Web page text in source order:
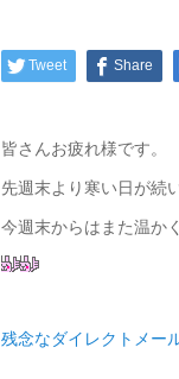
Tweet Share
皆さんお疲れ様です。
先週末より寒い日が続
今週末からはまた温か
残念なダイレクトメー